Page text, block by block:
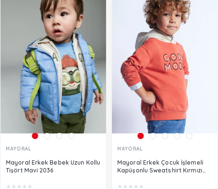
MAYORAL
Mayoral Erkek Bebek Uzun Kollu
Tişört Mavi 2036
★ ★ ★ ★ ★
MAYORAL
Mayoral Erkek Çocuk İşlemeli
Kapüşonlu Sweatshirt Kırmızı
★ ★ ★ ★ ★